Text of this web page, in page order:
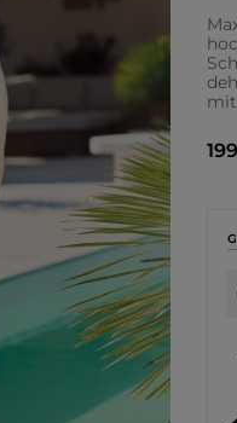
mit